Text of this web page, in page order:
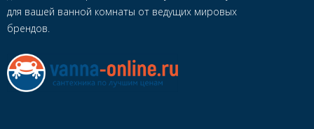
для вашей ванной комнаты от ведущих мировых
брендов.